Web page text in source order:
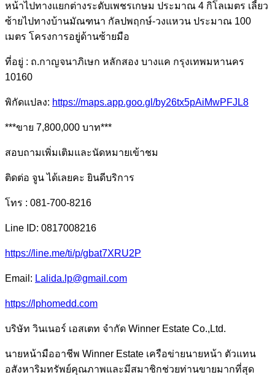
หน้าไปทางแยกต่างระดับเพชรเกษม ประมาณ 4 กิโลเมตร เลี้ยว
ซ้ายไปทางบ้านมัณฑนา กัลปพฤกษ์-วงแหวน ประมาณ 100
เมตร โครงการอยู่ด้านซ้ายมือ
ที่อยู่ : ถ.กาญจนาภิเษก หลักสอง บางแค กรุงเทพมหานคร
10160
พิกัดแปลง: https://maps.app.goo.gl/by26tx5pAiMwPFJL8
***ขาย 7,800,000 บาท***
สอบถามเพิ่มเติมและนัดหมายเข้าชม
ติดต่อ จูน ได้เลยคะ ยินดีบริการ
โทร : 081-700-8216
Line ID: 0817008216
https://line.me/ti/p/gbat7XRU2P
Email: Lalida.lp@gmail.com
https://lphomedd.com
บริษัท วินเนอร์ เอสเตท จำกัด Winner Estate Co.,Ltd.
นายหน้ามืออาชีพ Winner Estate เครือข่ายนายหน้า ตัวแทน
อสังหาริมทรัพย์คุณภาพและมีสมาชิกช่วยท่านขายมากที่สุด